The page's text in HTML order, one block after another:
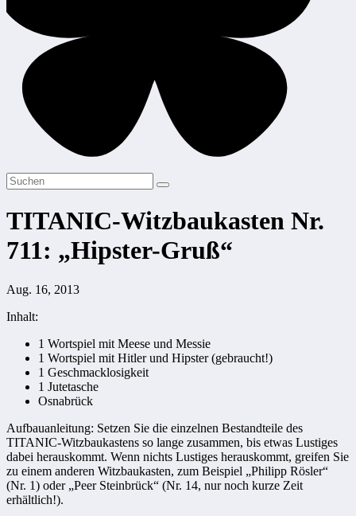
TITANIC-Witzbaukasten Nr.
711: „Hipster-Gruß“
Aug. 16, 2013
Inhalt:
1 Wortspiel mit Meese und Messie
1 Wortspiel mit Hitler und Hipster (gebraucht!)
1 Geschmacklosigkeit
1 Jutetasche
Osnabrück
Aufbauanleitung: Setzen Sie die einzelnen Bestandteile des
TITANIC-Witzbaukastens so lange zusammen, bis etwas Lustiges
dabei herauskommt. Wenn nichts Lustiges herauskommt, greifen Sie
zu einem anderen Witzbaukasten, zum Beispiel „Philipp Rösler“
(Nr. 1) oder „Peer Steinbrück“ (Nr. 14, nur noch kurze Zeit
erhältlich!).